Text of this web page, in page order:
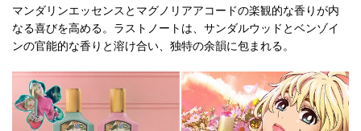
マンダリンエッセンスとマグノリアアコードの楽観的な香りが内
なる喜びを高める。ラストノートは、サンダルウッドとベンゾイ
ンの官能的な香りと溶け合い、独特の余韻に包まれる。